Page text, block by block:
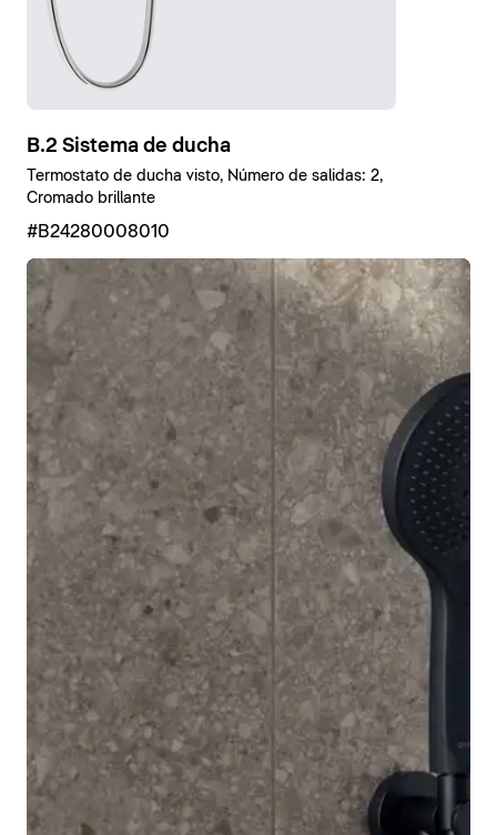
B.2 Sistema de ducha
Termostato de ducha visto, Número de salidas: 2,
Cromado brillante
#B24280008010